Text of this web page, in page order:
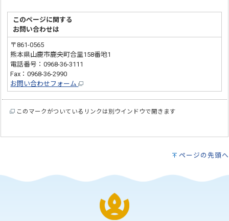
このページに関する
お問い合わせは
〒861-0565
熊本県山鹿市鹿央町合里158番地1
電話番号：0968-36-3111
Fax：0968-36-2990
お問い合わせフォーム
このマークがついているリンクは別ウインドウで開きます
ページの先頭へ